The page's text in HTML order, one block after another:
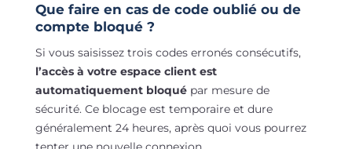
Que faire en cas de code oublié ou de
compte bloqué ?
Si vous saisissez trois codes erronés consécutifs,
l’accès à votre espace client est
automatiquement bloquépar mesure de
sécurité. Ce blocage est temporaire et dure
généralement 24 heures, après quoi vous pourrez